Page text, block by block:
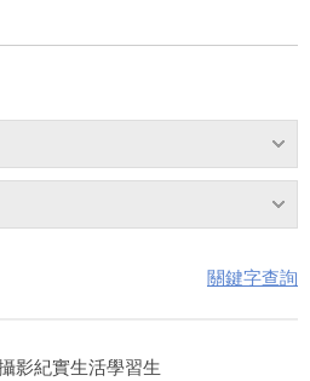
關鍵字查詢
影紀實生活學習生